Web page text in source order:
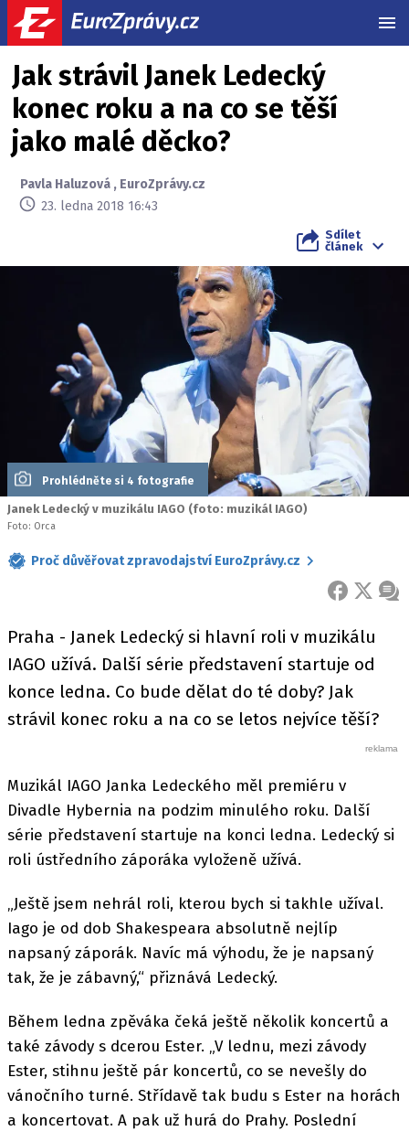
Jak strávil Janek Ledecký
konec roku a na co se těší
jako malé děcko?
Pavla Haluzová , EuroZprávy.cz
23. ledna 2018 16:43
Sdílet
článek
Prohlédněte si 4 fotografie
Janek Ledecký v muzikálu IAGO (foto: muzikál IAGO)
Foto: Orca
Proč důvěřovat zpravodajství EuroZprávy.cz
FACEBOOK
X
Praha - Janek Ledecký si hlavní roli v muzikálu
IAGO užívá. Další série představení startuje od
konce ledna. Co bude dělat do té doby? Jak
strávil konec roku a na co se letos nejvíce těší?
Muzikál IAGO Janka Ledeckého měl premiéru v
Divadle Hybernia na podzim minulého roku. Další
série představení startuje na konci ledna. Ledecký si
roli ústředního záporáka vyloženě užívá.
„Ještě jsem nehrál roli, kterou bych si takhle užíval.
Iago je od dob Shakespeara absolutně nejlíp
napsaný záporák. Navíc má výhodu, že je napsaný
tak, že je zábavný,“ přiznává Ledecký.
Během ledna zpěváka čeká ještě několik koncertů a
také závody s dcerou Ester. „V lednu, mezi závody
Ester, stihnu ještě pár koncertů, co se nevešly do
vánočního turné. Střídavě tak budu s Ester na horách
a koncertovat. A pak už hurá do Prahy. Poslední